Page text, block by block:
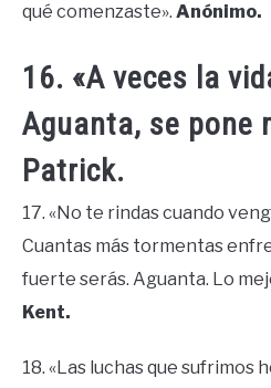
qué comenzaste». Anónimo.
16. «A veces la
Aguanta, se pone
Patrick.
17. «No te rindas cuando
Cuantas más tormentas
fuerte serás. Aguanta. Lo
Kent.
18. «Las luchas que sufrimos